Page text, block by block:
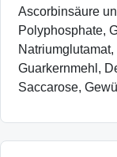
Ascorbinsäure
Polyphosphate,
Guarkernmehl,
Saccarose,